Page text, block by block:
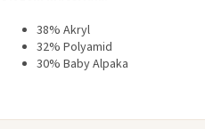
38% Akryl
32% Polyamid
30% Baby Alpaka